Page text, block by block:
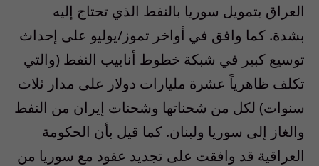
العراق بتمويل سوريا بالنفط الذي تحتاج إليه
بشدة. كما وافق في أواخر تموز/يوليو على إحداث
توسيع كبير في شبكة خطوط أنابيب النفط (والتي
تكلف ظاهرياً عشرة مليارات دولار على مدار ثلاث
سنوات) لكل من شحناتها وشحنات إيران من النفط
والغاز إلى سوريا ولبنان. كما قيل بأن الحكومة
العراقية قد وافقت على تجديد عقود مع سوريا من